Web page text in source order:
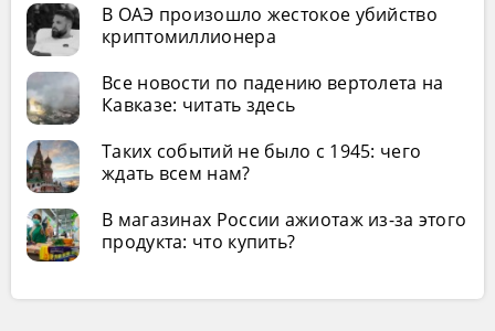
В ОАЭ произошло жестокое убийство
криптомиллионера
Все новости по падению вертолета на
Кавказе: читать здесь
Таких событий не было с 1945: чего
ждать всем нам?
В магазинах России ажиотаж из-за этого
продукта: что купить?